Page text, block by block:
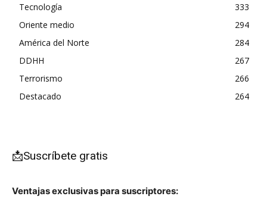
Tecnología
333
Oriente medio
294
América del Norte
284
DDHH
267
Terrorismo
266
Destacado
264
📩Suscríbete gratis
Ventajas exclusivas para suscriptores: